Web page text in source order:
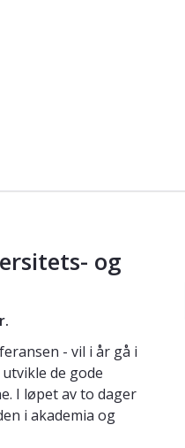
og
- vil i år gå i
de gode
I løpet av to dager
i akademia og